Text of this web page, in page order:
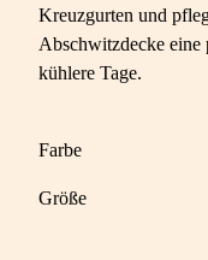
Kreuzgurten und
Abschwitzdecke
kühlere Tage.
Farbe
Größe